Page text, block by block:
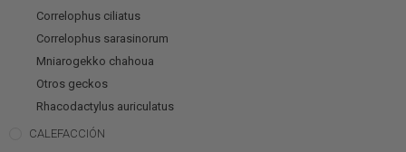
Correlophus ciliatus
Correlophus sarasinorum
Mniarogekko chahoua
Otros geckos
Rhacodactylus auriculatus
CALEFACCIÓN